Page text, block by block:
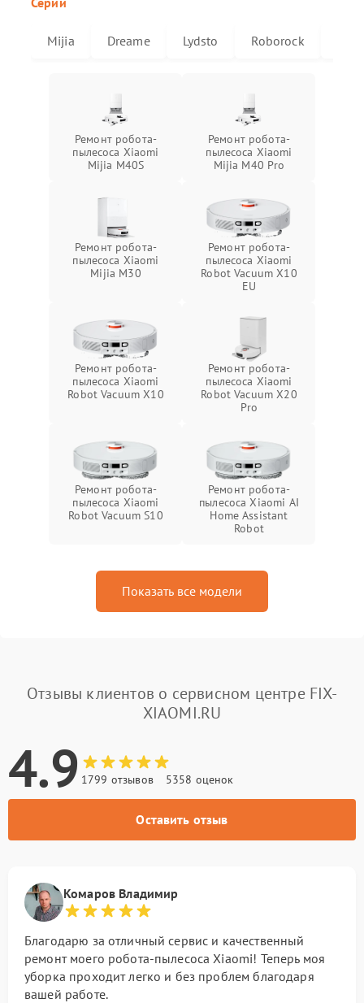
Mijia Dreame Lydsto Roborock
Ремонт робота-
пылесоса Xiaomi
Mijia M40S
Ремонт робота-
пылесоса Xiaomi
Mijia M40 Pro
Ремонт робота-
пылесоса Xiaomi
Mijia M30
Ремонт робота-
пылесоса Xiaomi
Robot Vacuum X10
EU
Ремонт робота-
пылесоса Xiaomi
Robot Vacuum X10
Ремонт робота-
пылесоса Xiaomi
Robot Vacuum X20
Pro
Ремонт робота-
пылесоса Xiaomi
Robot Vacuum S10
Ремонт робота-
пылесоса Xiaomi AI
Home Assistant
Robot
Показать все модели
Отзывы клиентов о сервисном центре FIX-
XIAOMI.RU
4.9 1799 отзывов 5358 оценок
Оставить отзыв
Комаров Владимир
Благодарю за отличный сервис и качественный
ремонт моего робота-пылесоса Xiaomi! Теперь моя
уборка проходит легко и без проблем благодаря
вашей работе.